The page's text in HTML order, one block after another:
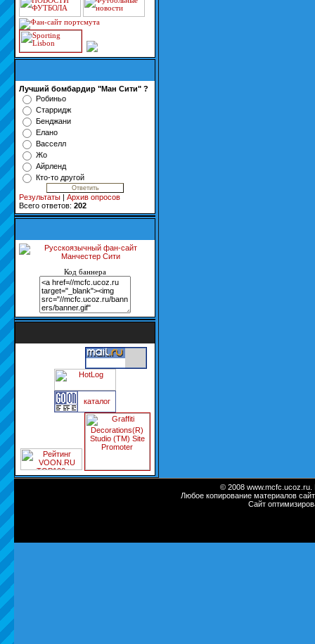
Лучший бомбардир "Ман Сити" ?
Робиньо
Старридж
Бенджани
Елано
Васселл
Жо
Айрленд
Кто-то другой
Результаты | Архив опросов
Всего ответов: 202
Код баннера
каталог
© 2008
Любое копирование материалов
Сайт